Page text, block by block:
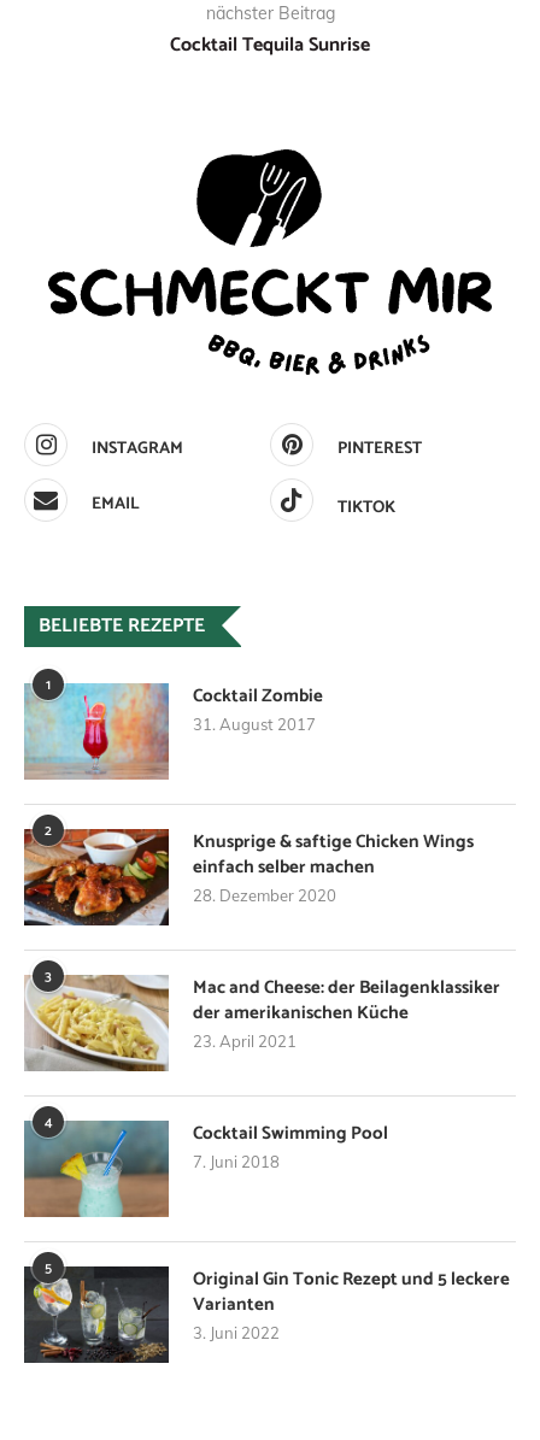
nächster Beitrag
Cocktail Tequila Sunrise
INSTAGRAM
PINTEREST
EMAIL
TIKTOK
BELIEBTE REZEPTE
1 Cocktail Zombie
31. August 2017
2
Knusprige & saftige Chicken Wings
einfach selber machen
28. Dezember 2020
3
Mac and Cheese: der Beilagenklassiker
der amerikanischen Küche
23. April 2021
4 Cocktail Swimming Pool
7. Juni 2018
5
Original Gin Tonic Rezept und 5 leckere
Varianten
3. Juni 2022